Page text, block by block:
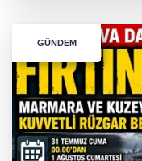
GÜNDEM